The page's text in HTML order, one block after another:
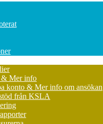
& Mer info
konto & Mer info om ansökan
från KSLA